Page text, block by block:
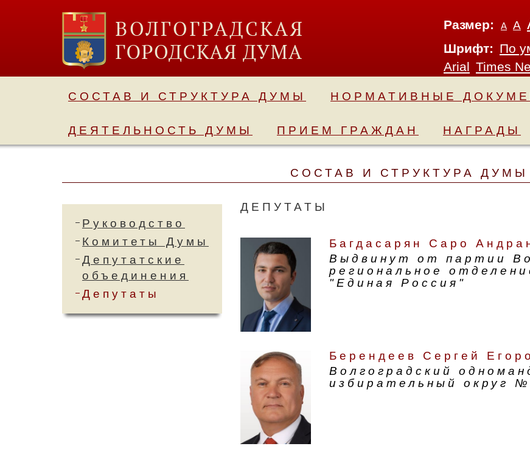
Размер: А А
Шрифт: По
Arial Times
СОСТАВ И СТРУКТУРА ДУМЫ НОРМАТИВНЫЕ
ДЕЯТЕЛЬНОСТЬ ДУМЫ ПРИЕМ ГРАЖДАН НАГРАДЫ
СОСТАВ И СТРУКТУРА ДУМЫ
Руководство
Комитеты Думы
Депутатские
объединения
Депутаты
ДЕПУТАТЫ
Багдасарян Саро
Выдвинут от партии
региональное
"Единая Россия"
Берендеев Сергей
Волгоградский
избирательный округ